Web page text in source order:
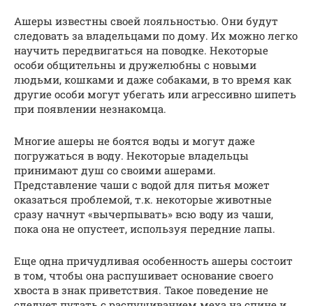
Ашеры известны своей лояльностью. Они будут
следовать за владельцами по дому. Их можно легко
научить передвигаться на поводке. Некоторые
особи общительны и дружелюбны с новыми
людьми, кошками и даже собаками, в то время как
другие особи могут убегать или агрессивно шипеть
при появлении незнакомца.
Многие ашеры не боятся воды и могут даже
погружаться в воду. Некоторые владельцы
принимают душ со своими ашерами.
Представление чаши с водой для питья может
оказаться проблемой, т.к. некоторые животные
сразу начнут «вычерпывать» всю воду из чаши,
пока она не опустеет, используя передние лапы.
Еще одна причудливая особенность ашеры состоит
в том, чтобы она распушивает основание своего
хвоста в знак приветствия. Такое поведение не